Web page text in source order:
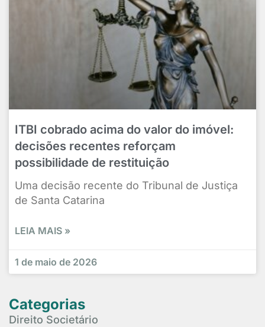
ITBI cobrado acima do valor do imóvel:
decisões recentes reforçam
possibilidade de restituição
Uma decisão recente do Tribunal de Justiça
de Santa Catarina
LEIA MAIS »
1 de maio de 2026
Categorias
Direito Societário